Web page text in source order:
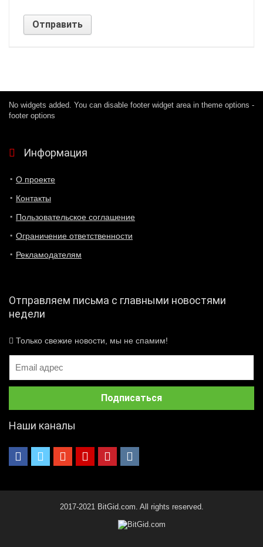
No widgets added. You can disable footer widget area in theme options -
footer options
Информация
О проекте
Контакты
Пользовательское соглашение
Ограничение ответственности
Рекламодателям
Отправляем письма с главными новостями
недели
Только свежие новости, мы не спамим!
Наши каналы
2017-2021 BitGid.com. All rights reserved.